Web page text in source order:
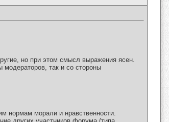
но при этом смысл выражения ясен.
так и со стороны
нормам морали и нравственности.